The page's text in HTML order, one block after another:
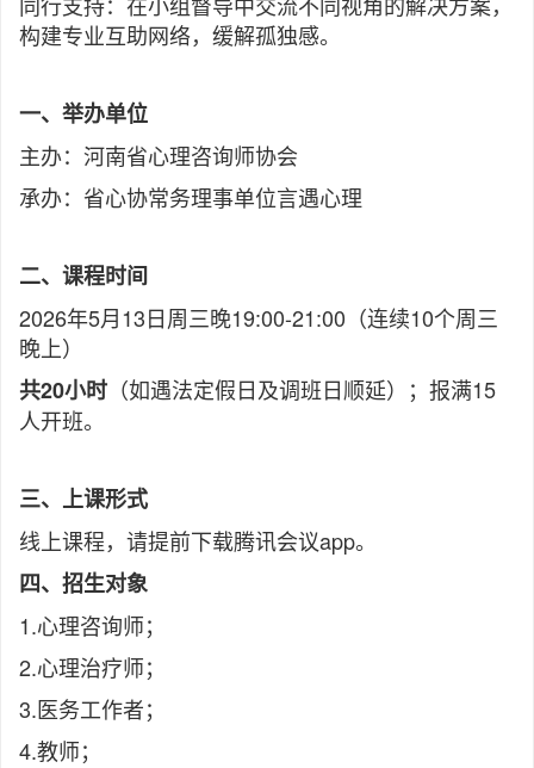
构建专业互助网络，缓解孤独感。
一、举办单位
主办：河南省心理咨询师协会
承办：省心协常务理事单位言遇心理
二、课程时间
2026年5月13日周三晚19:00-21:00（连续10个周三
晚上）
共20小时 （如遇法定假日及调班日顺延）；报满15
人开班。
三、上课形式
线上课程，请提前下载腾讯会议app。
四、招生对象
1.心理咨询师；
2.心理治疗师；
3.医务工作者；
4.教师；